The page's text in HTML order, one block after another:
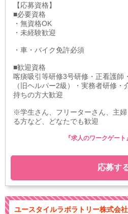
【応募資格】
■必要資格
・無資格OK
・未経験歓迎
・車・バイク免許必須
■歓迎資格
喀痰吸引等研修3号研修・正看護師
（旧ヘルパー2級）・実務者研修
持ちの方大歓迎
※学生さん、フリーターさん、主
る方など、どなたでも歓迎
応募す
『求人のワークゲー
ユースタイルラボラトリー株式会社